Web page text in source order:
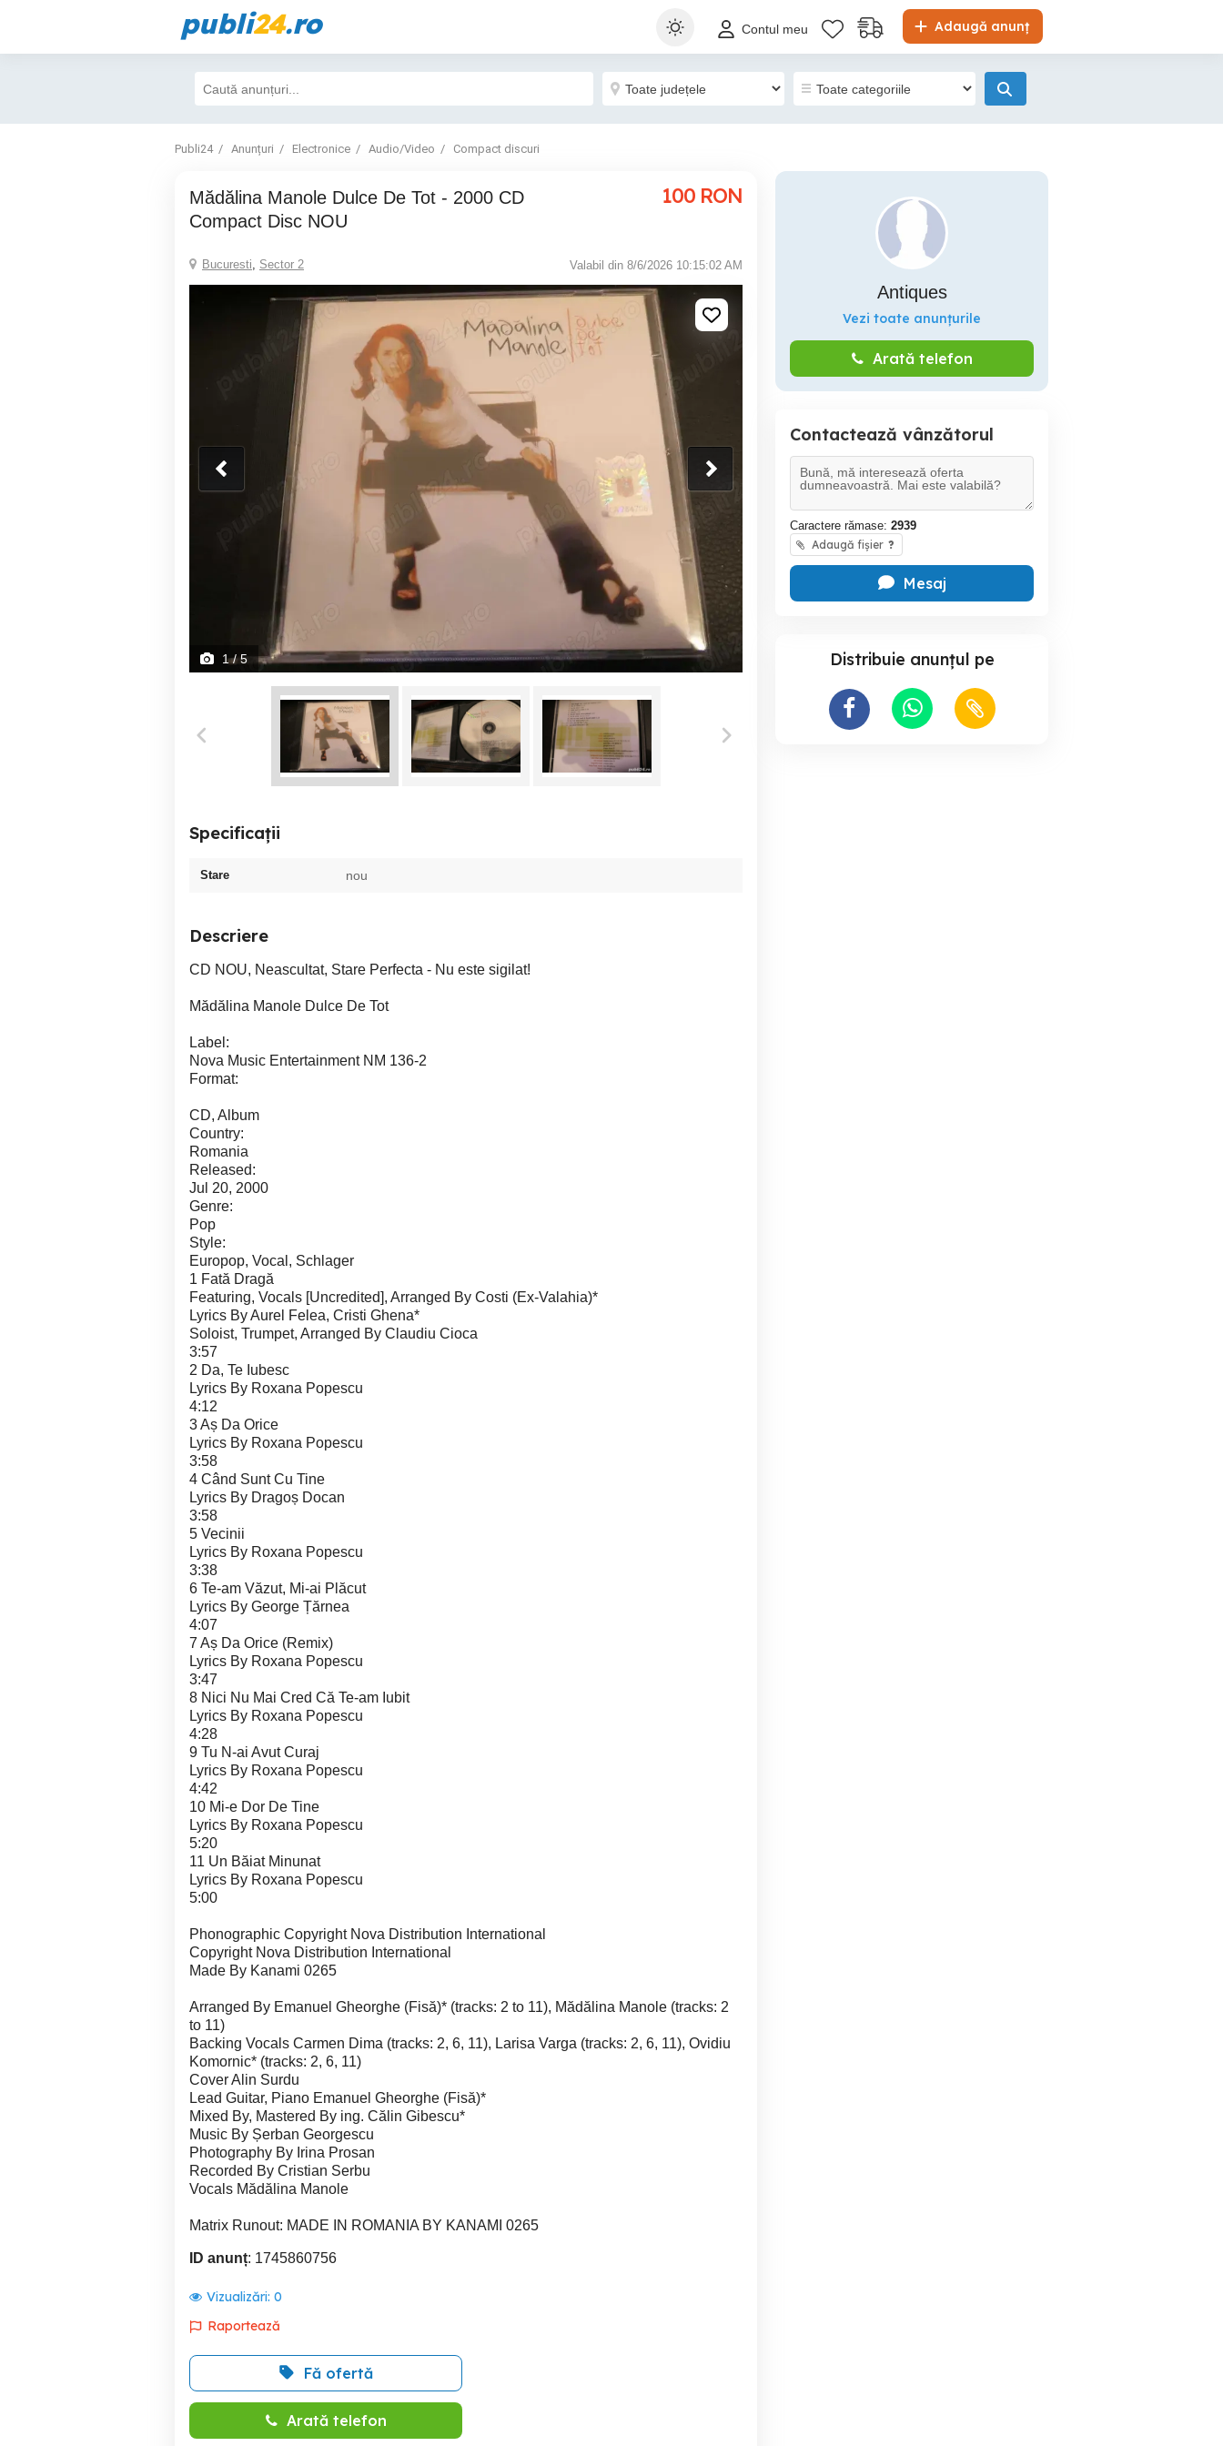
publi24.ro Adaugă anunț
Contul meu
Publi24 Anunțuri Electronice Audio/Video Compact discuri
Mădălina Manole Dulce De Tot - 2000 CD
Compact Disc NOU
100 RON
Bucuresti, Sector 2 Valabil din 8/6/2026 10:15:02 AM
1/ 5
Specificații
Stare nou
Descriere
CD NOU, Neascultat, Stare Perfecta - Nu este sigilat!
Mădălina Manole Dulce De Tot
Label:
Nova Music Entertainment NM 136-2
Format:
CD, Album
Country:
Romania
Released:
Jul 20, 2000
Genre:
Pop
Style:
Europop, Vocal, Schlager
1 Fată Dragă
Featuring, Vocals [Uncredited], Arranged By Costi (Ex-Valahia)*
Lyrics By Aurel Felea, Cristi Ghena*
Soloist, Trumpet, Arranged By Claudiu Cioca
3:57
2 Da, Te Iubesc
Lyrics By Roxana Popescu
4:12
3 Aș Da Orice
Lyrics By Roxana Popescu
3:58
4 Când Sunt Cu Tine
Lyrics By Dragoș Docan
3:58
5 Vecinii
Lyrics By Roxana Popescu
3:38
6 Te-am Văzut, Mi-ai Plăcut
Lyrics By George Țărnea
4:07
7 Aș Da Orice (Remix)
Lyrics By Roxana Popescu
3:47
8 Nici Nu Mai Cred Că Te-am Iubit
Lyrics By Roxana Popescu
4:28
9 Tu N-ai Avut Curaj
Lyrics By Roxana Popescu
4:42
10 Mi-e Dor De Tine
Lyrics By Roxana Popescu
5:20
11 Un Băiat Minunat
Lyrics By Roxana Popescu
5:00
Phonographic Copyright Nova Distribution International
Copyright Nova Distribution International
Made By Kanami 0265
Arranged By Emanuel Gheorghe (Fisă)* (tracks: 2 to 11), Mădălina Manole (tracks: 2
to 11)
Backing Vocals Carmen Dima (tracks: 2, 6, 11), Larisa Varga (tracks: 2, 6, 11), Ovidiu
Komornic* (tracks: 2, 6, 11)
Cover Alin Surdu
Lead Guitar, Piano Emanuel Gheorghe (Fisă)*
Mixed By, Mastered By ing. Călin Gibescu*
Music By Șerban Georgescu
Photography By Irina Prosan
Recorded By Cristian Serbu
Vocals Mădălina Manole
Matrix Runout: MADE IN ROMANIA BY KANAMI 0265
ID anunț: 1745860756
Vizualizări: 0
Raportează
Fă ofertă
Arată telefon
Antiques
Vezi toate anunțurile
Arată telefon
Contactează vânzătorul
Caractere rămase: 2939
Adaugă fișier ?
Mesaj
Distribuie anunțul pe